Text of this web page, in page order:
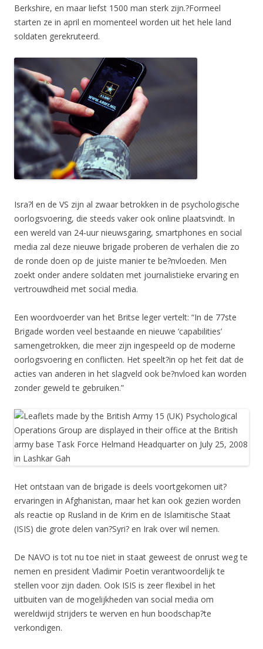
Berkshire, en maar liefst 1500 man sterk zijn.?Formeel
starten ze in april en momenteel worden uit het hele land
soldaten gerekruteerd.
Isra?l en de VS zijn al zwaar betrokken in de psychologische
oorlogsvoering, die steeds vaker ook online plaatsvindt. In
een wereld van 24-uur nieuwsgaring, smartphones en social
media zal deze nieuwe brigade proberen de verhalen die zo
de ronde doen op de juiste manier te be?nvloeden. Men
zoekt onder andere soldaten met journalistieke ervaring en
vertrouwdheid met social media.
Een woordvoerder van het Britse leger vertelt: “In de 77ste
Brigade worden veel bestaande en nieuwe ‘capabilities’
samengetrokken, die meer zijn ingespeeld op de moderne
oorlogsvoering en conflicten. Het speelt?in op het feit dat de
acties van anderen in het slagveld ook be?nvloed kan worden
zonder geweld te gebruiken.”
Het ontstaan van de brigade is deels voortgekomen uit?
ervaringen in Afghanistan, maar het kan ook gezien worden
als reactie op Rusland in de Krim en de Islamitische Staat
(ISIS) die grote delen van?Syri? en Irak over wil nemen.
De NAVO is tot nu toe niet in staat geweest de onrust weg te
nemen en president Vladimir Poetin verantwoordelijk te
stellen voor zijn daden. Ook ISIS is zeer flexibel in het
uitbuiten van de mogelijkheden van social media om
wereldwijd strijders te werven en hun boodschap?te
verkondigen.